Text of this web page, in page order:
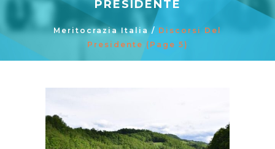
PRESIDENTE
Meritocrazia Italia/ Discorsi Del
Presidente (Page 5)